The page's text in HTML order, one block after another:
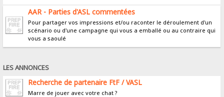
AAR - Parties d'ASL commentées
Pour partager vos impressions et/ou raconter le déroulement d'un
scénario ou d'une campagne qui vous a emballé ou au contraire qui
vous a saoulé
LES ANNONCES
Recherche de partenaire FtF / VASL
Marre de jouer avec votre chat ?